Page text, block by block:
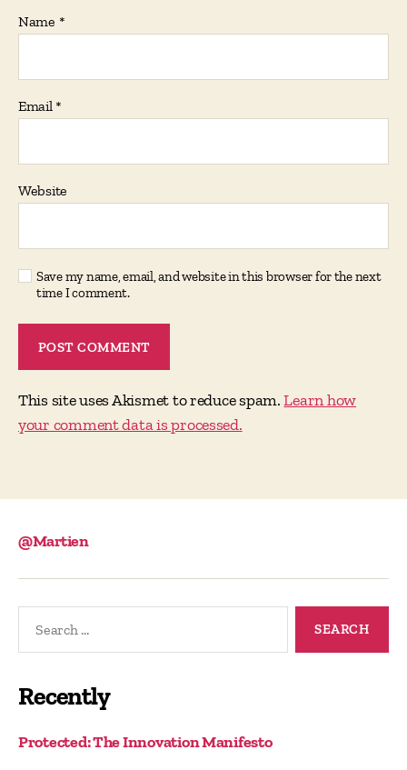
Name *
Email *
Website
Save my name, email, and website in this browser for the next
time I comment.
This site uses Akismet to reduce spam.Learn how
your comment data is processed.
@Martien
Recently
Protected: The Innovation Manifesto